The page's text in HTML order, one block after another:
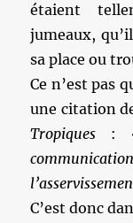
étaient
jumeaux,
sa place ou
Ce n’est pas
une citation
Tropiques :
C’est donc